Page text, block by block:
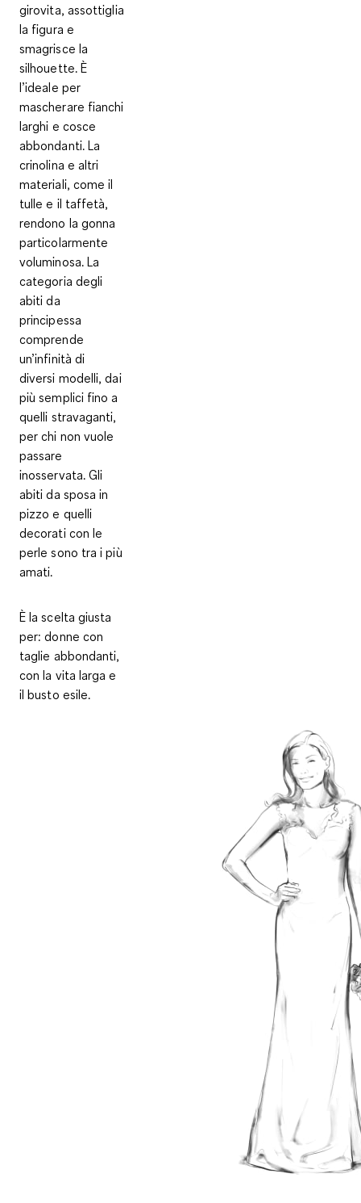
girovita, assottiglia
la figura e
smagrisce la
silhouette. È
l’ideale per
mascherare fianchi
larghi e cosce
abbondanti. La
crinolina e altri
materiali, come il
tulle e il taffetà,
rendono la gonna
particolarmente
voluminosa. La
categoria degli
abiti da
principessa
comprende
un’infinità di
diversi modelli, dai
più semplici fino a
quelli stravaganti,
per chi non vuole
passare
inosservata. Gli
abiti da sposa in
pizzo e quelli
decorati con le
perle sono tra i più
amati.
È la scelta giusta
per: donne con
taglie abbondanti,
con la vita larga e
il busto esile.